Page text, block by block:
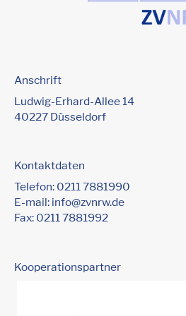
Anschrift
Ludwig-Erhard-Allee 14
40227 Düsseldorf
Kontaktdaten
Telefon: 0211 7881990
E-mail: info@zvnrw.de
Fax: 0211 7881992
Kooperationspartner